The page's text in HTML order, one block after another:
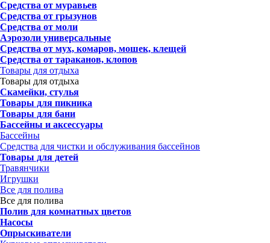
Средства от муравьев
Средства от грызунов
Средства от моли
Аэрозоли универсальные
Средства от мух, комаров, мошек, клещей
Средства от тараканов, клопов
Товары для отдыха
Товары для отдыха
Скамейки, стулья
Товары для пикника
Товары для бани
Бассейны и аксессуары
Бассейны
Средства для чистки и обслуживания бассейнов
Товары для детей
Травянчики
Игрушки
Все для полива
Все для полива
Полив для комнатных цветов
Насосы
Опрыскиватели